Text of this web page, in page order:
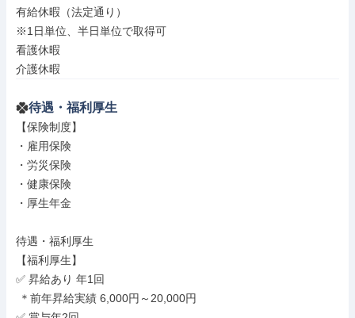
有給休暇（法定通り）
※1日単位、半日単位で取得可
看護休暇
介護休暇
待遇・福利厚生
【保険制度】
・雇用保険
・労災保険
・健康保険
・厚生年金
待遇・福利厚生
【福利厚生】
✅ 昇給あり 年1回